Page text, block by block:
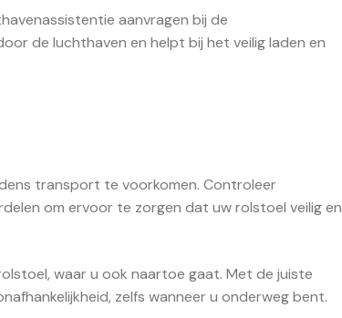
aanvragen bij de
de luchthaven en helpt bij het veilig laden en
transport te voorkomen. Controleer
om ervoor te zorgen dat uw rolstoel veilig en
waar u ook naartoe gaat. Met de juiste
zelfs wanneer u onderweg bent.